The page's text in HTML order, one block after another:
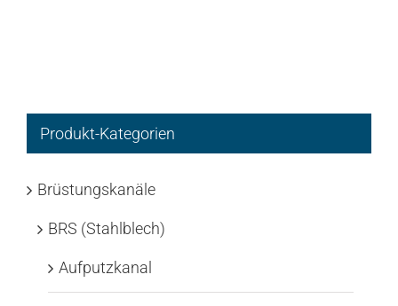
Produkt-Kategorien
Brüstungskanäle
BRS (Stahlblech)
Aufputzkanal